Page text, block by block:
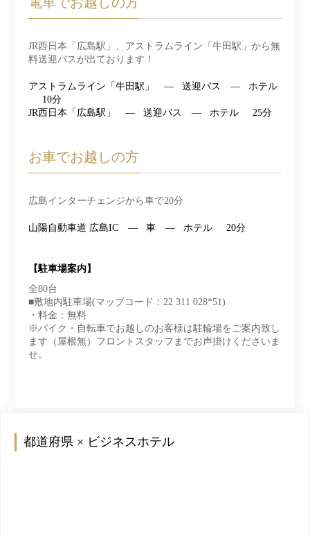
JR西日本「広島駅」、アストラムライン「牛田駅」から無
料送迎バスが出ております！
アストラムライン「牛田駅」 送迎バス
ホテル
10分
JR西日本「広島駅」
送迎バス ホテル 25分
お車でお越しの方
広島インターチェンジから車で20分
山陽自動車道 広島IC 車 ホテル 20分
【駐車場案内】
全80台
■敷地内駐車場(マップコード：22 311 028*51)
・料金：無料
※バイク・自転車でお越しのお客様は駐輪場をご案内致し
ます（屋根無）フロントスタッフまでお声掛けくださいま
せ。
都道府県 × ビジネスホテル